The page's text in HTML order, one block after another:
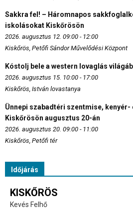
Sakkra fel! – Háromnapos
iskolásokat Kiskőrösön
2026. augusztus 12. 09:00 - 12:00
Kiskőrös, Petőfi Sándor Művelődési Központ
Kóstolj bele a western lovaglás
2026. augusztus 15. 10:00 - 17:00
Kiskőrös, István lovastanya
Ünnepi szabadtéri szentmise, kenyér-
Kiskőrösön augusztus 20-án
2026. augusztus 20. 09:00 - 11:00
Kiskőrös, Petőfi tér
Időjárás
KISKŐRÖS
Kevés Felhő